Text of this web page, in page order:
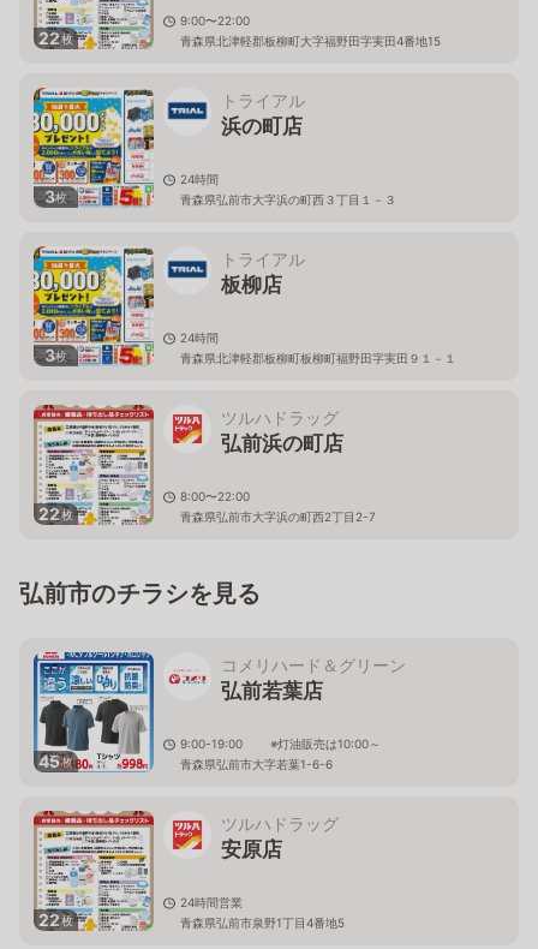
22枚
9:00〜22:00
青森県北津軽郡板柳町大字福野田字実田4番地15
3枚
トライアル
浜の町店
24時間
青森県弘前市大字浜の町西３丁目１－３
3枚
トライアル
板柳店
24時間
青森県北津軽郡板柳町板柳町福野田字実田９１－１
22枚
ツルハドラッグ
弘前浜の町店
8:00〜22:00
青森県弘前市大字浜の町西2丁目2-7
弘前市のチラシを見る
45枚
コメリハード＆グリーン
弘前若葉店
9:00-19:00 ※灯油販売は10:00～
青森県弘前市大字若葉1-6-6
22枚
ツルハドラッグ
安原店
24時間営業
青森県弘前市泉野1丁目4番地5